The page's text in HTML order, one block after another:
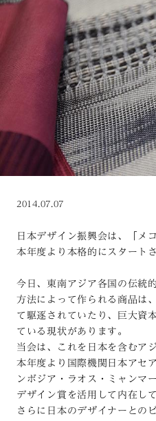
2014.07.07
日本デザイン振興会は、「メ
本年度より本格的にスタート
今日、東南アジア各国の伝統
方法によって作られる商品は
て駆逐されていたり、巨大資
ている現状があります。
当会は、これを日本を含むア
本年度より国際機関日本アセ
ンボジア・ラオス・ミャンマ
デザイン賞を活用して内在し
さらに日本のデザイナーとの